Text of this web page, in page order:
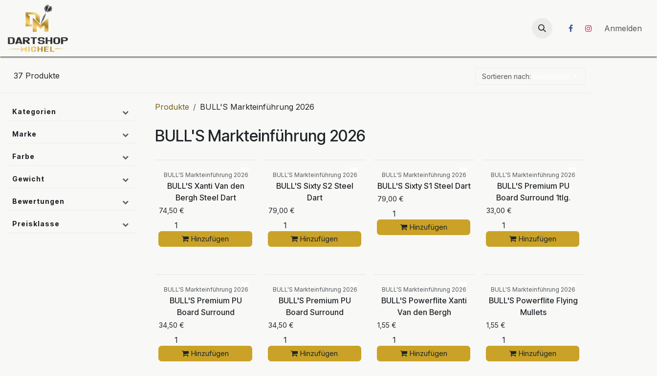
Zum Inhalt springen
UNICORN-Launch 2026 Anmelden
37 Produkte Sortieren nach:
Kategorien
Marke
Farbe
Gewicht
Bewertungen
Preisklasse
Produkte BULL'S Markteinführung 2026
BULL'S Markteinführung 2026
BULL'S Markteinführung 2026
BULL'S Xanti Van den
Bergh Steel Dart
74,50 €
Hinzufügen
BULL'S Markteinführung 2026
BULL'S Sixty S2 Steel
Dart
79,00 €
Hinzufügen
BULL'S Markteinführung 2026
BULL'S Sixty S1 Steel Dart
79,00 €
Hinzufügen
BULL'S Markteinführung 2026
BULL'S Premium PU
Board Surround 1tlg.
33,00 €
Hinzufügen
BULL'S Markteinführung 2026
BULL'S Premium PU
Board Surround
34,50 €
Hinzufügen
BULL'S Markteinführung 2026
BULL'S Premium PU
Board Surround
34,50 €
Hinzufügen
BULL'S Markteinführung 2026
BULL'S Powerflite Xanti
Van den Bergh
1,55 €
Hinzufügen
BULL'S Markteinführung 2026
BULL'S Powerflite Flying
Mullets
1,55 €
Hinzufügen